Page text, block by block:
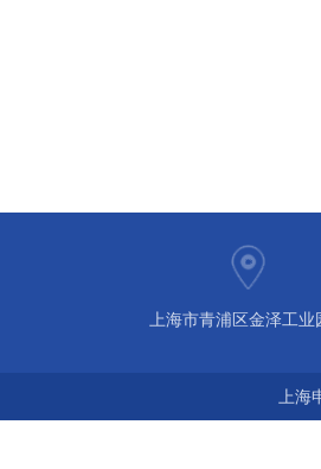
上海市青浦区金泽工业
上